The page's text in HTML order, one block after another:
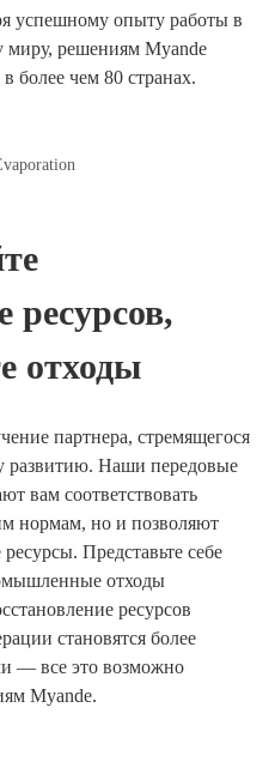
успешному опыту работы в
миру, решениям Myande
более чем 80 странах.
ресурсов,
отходы
партнера, стремящегося
развитию. Наши передовые
вам соответствовать
нормам, но и позволяют
Представьте себе
отходы
ресурсов
становятся более
— все это возможно
Myande.